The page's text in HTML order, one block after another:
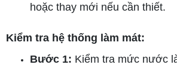
hoặc thay mới nếu cần thiết.
Kiểm tra hệ thống làm mát:
Bước 1: Kiểm tra mức nước